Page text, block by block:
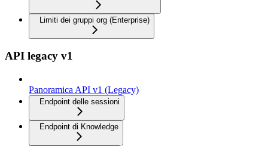
Limiti dei gruppi org (Enterprise)
API legacy v1
Panoramica API v1 (Legacy)
Endpoint delle sessioni
Endpoint di Knowledge